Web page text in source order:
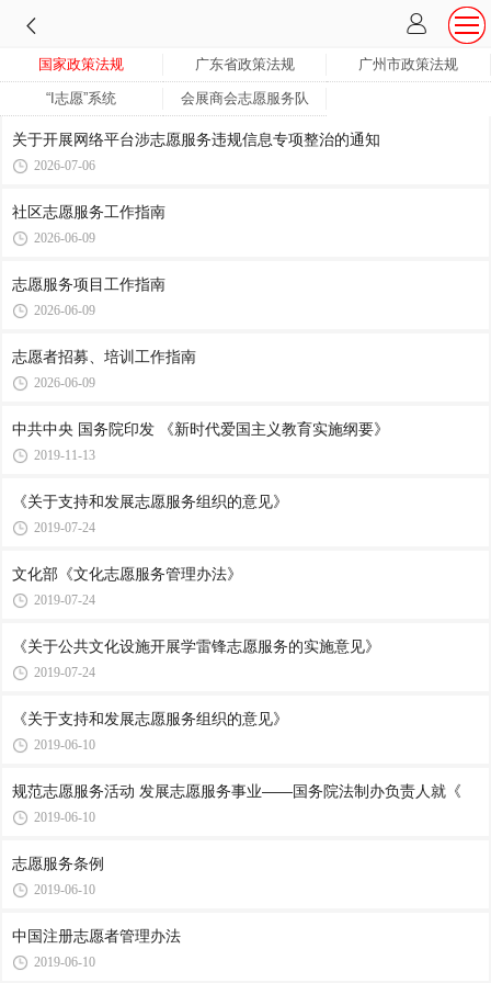
国家政策法规 广东省政策法规 广州市政策法规
“I志愿”系统 会展商会志愿服务队
关于开展网络平台涉志愿服务违规信息专项整治的通知
2026-07-06
社区志愿服务工作指南
2026-06-09
志愿服务项目工作指南
2026-06-09
志愿者招募、培训工作指南
2026-06-09
中共中央 国务院印发 《新时代爱国主义教育实施纲要》
2019-11-13
《关于支持和发展志愿服务组织的意见》
2019-07-24
文化部《文化志愿服务管理办法》
2019-07-24
《关于公共文化设施开展学雷锋志愿服务的实施意见》
2019-07-24
《关于支持和发展志愿服务组织的意见》
2019-06-10
规范志愿服务活动 发展志愿服务事业——国务院法制办负责人就《
2019-06-10
志愿服务条例
2019-06-10
中国注册志愿者管理办法
2019-06-10